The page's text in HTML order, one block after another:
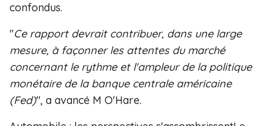
confondus.
"Ce rapport devrait contribuer, dans une large
mesure, à façonner les attentes du marché
concernant le rythme et l'ampleur de la politique
monétaire de la banque centrale américaine
(Fed)", a avancé M O'Hare.